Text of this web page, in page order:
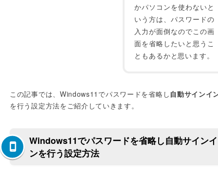
かパソコンを使わないと
いう方は、パスワードの
入力が面倒なのでこの画
面を省略したいと思うこ
ともあるかと思います。
この記事では、Windows11でパスワードを省略し 自動サインイ
を行う設定方法をご紹介していきます。
Windows11でパスワードを省略し自動サインイ
ンを行う設定方法